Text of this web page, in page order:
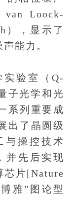
Loock-
），显示了
能力。
验室（Q-
子光学和光
系列重要成
出了晶圆级
与操控技术
并先后实现
芯片[Nature
雅”图论型